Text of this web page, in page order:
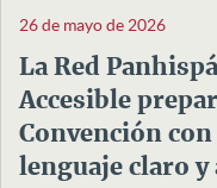
26 de mayo de 2026
La Red
Accesible
Convención
lenguaje claro y